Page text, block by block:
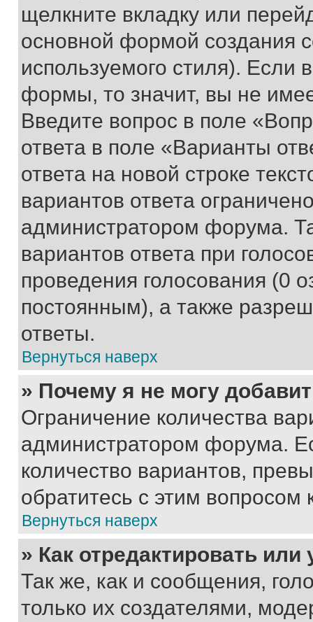
щелкните вкладку или
основной формой создания
используемого стиля). Если
формы, то значит, вы не
Введите вопрос в поле
ответа в поле «Варианты
ответа на новой строке
вариантов ответа
администратором форума.
вариантов ответа при
проведения голосования (0
постоянным), а также
ответы.
Вернуться наверх
» Почему я не могу
Ограничение количества
администратором форума.
количество вариантов,
обратитесь с этим вопросом
Вернуться наверх
» Как отредактировать
Так же, как и сообщения,
только их создателями,